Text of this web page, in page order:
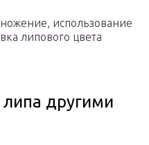
использование
липового цвета
другими